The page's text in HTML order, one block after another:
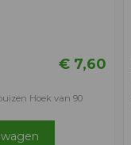
€ 7,60
Hoek van 90